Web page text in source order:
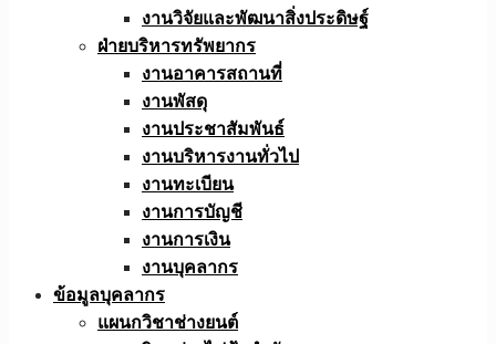
งานวิจัยและพัฒนาสิ่งประดิษฐ์
ฝ่ายบริหารทรัพยากร
งานอาคารสถานที่
งานพัสดุ
งานประชาสัมพันธ์
งานบริหารงานทั่วไป
งานทะเบียน
งานการบัญชี
งานการเงิน
งานบุคลากร
ข้อมูลบุคลากร
แผนกวิชาช่างยนต์